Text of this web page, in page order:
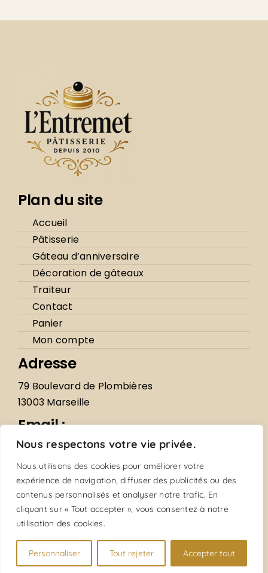
Nous respectons votre vie privée.
Nous utilisons des cookies pour améliorer votre
expérience de navigation, diffuser des publicités ou des
contenus personnalisés et analyser notre trafic. En
cliquant sur « Tout accepter », vous consentez à notre
utilisation des cookies.
Personnaliser Tout rejeter Accepter tout
du
produit
Plan du site
Accueil
Pâtisserie
Gâteau d’anniversaire
Décoration de gâteaux
Traiteur
Contact
Panier
Mon compte
Adresse
79 Boulevard de Plombières
13003 Marseille
Email :
lentremetmarseille@gmail.com
Horaires
Du mardi au samedi : 9h – 18h
Le dimanche : 9h – 13h
Fermé le Lundi
Téléphone :